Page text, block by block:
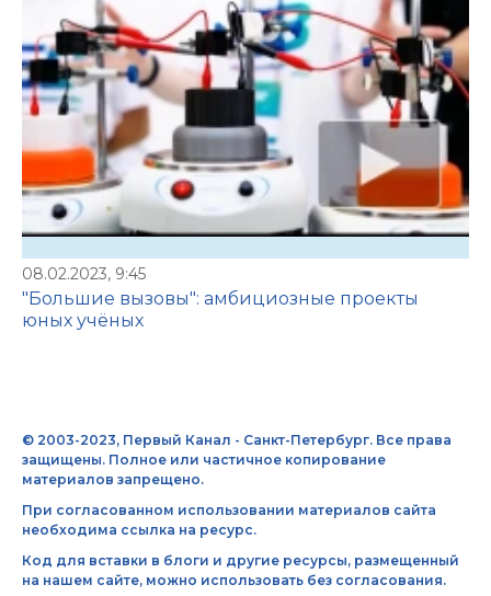
08.02.2023, 9:45
"Большие вызовы": амбициозные проекты
юных учёных
© 2003-2023, Первый Канал - Санкт-Петербург. Все права
защищены. Полное или частичное копирование
материалов запрещено.
При согласованном использовании материалов сайта
необходима ссылка на ресурс.
Код для вставки в блоги и другие ресурсы, размещенный
на нашем сайте, можно использовать без согласования.